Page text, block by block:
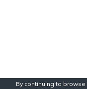
By continuing to